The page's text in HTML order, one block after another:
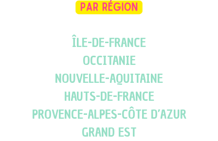
ÎLE-DE-FRANCE
OCCITANIE
NOUVELLE-AQUITAINE
HAUTS-DE-FRANCE
PROVENCE-ALPES-CÔTE D’AZUR
GRAND EST